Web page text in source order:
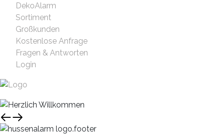
DekoAlarm
Sortiment
Großkunden
Kostenlose Anfrage
Fragen & Antworten
Login